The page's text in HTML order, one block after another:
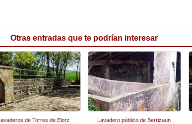
Otras entradas que te podrían interesar
Lavaderos de Torres de Elorz Lavadero público de Berrizaun